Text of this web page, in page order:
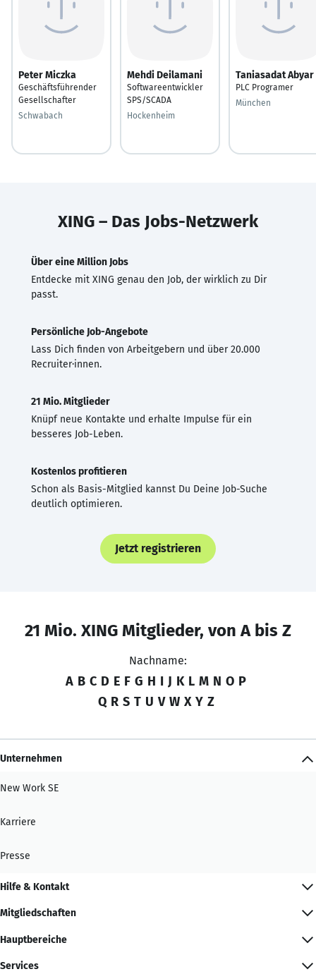
Peter Miczka
Geschäftsführender
Gesellschafter
Schwabach
Mehdi Deilamani
Softwareentwickler
SPS/SCADA
Hockenheim
Taniasadat Abyar
PLC Programer
München
XING – Das Jobs-Netzwerk
Über eine Million Jobs
Entdecke mit XING genau den Job, der wirklich zu Dir
passt.
Persönliche Job-Angebote
Lass Dich finden von Arbeitgebern und über 20.000
Recruiter·innen.
21 Mio. Mitglieder
Knüpf neue Kontakte und erhalte Impulse für ein
besseres Job-Leben.
Kostenlos profitieren
Schon als Basis-Mitglied kannst Du Deine Job-Suche
deutlich optimieren.
Jetzt registrieren
21 Mio. XING Mitglieder, von A bis Z
Nachname:
A B C D E F G H I J K L M N O P
Q R S T U V W X Y Z
Unternehmen
New Work SE
Karriere
Presse
Hilfe & Kontakt
Mitgliedschaften
Hauptbereiche
Services